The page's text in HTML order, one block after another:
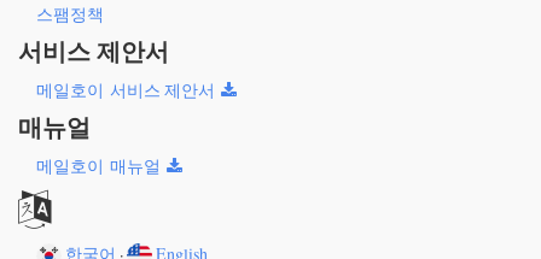
스팸정책
서비스 제안서
메일호이 서비스 제안서
매뉴얼
메일호이 매뉴얼
한국어 · English